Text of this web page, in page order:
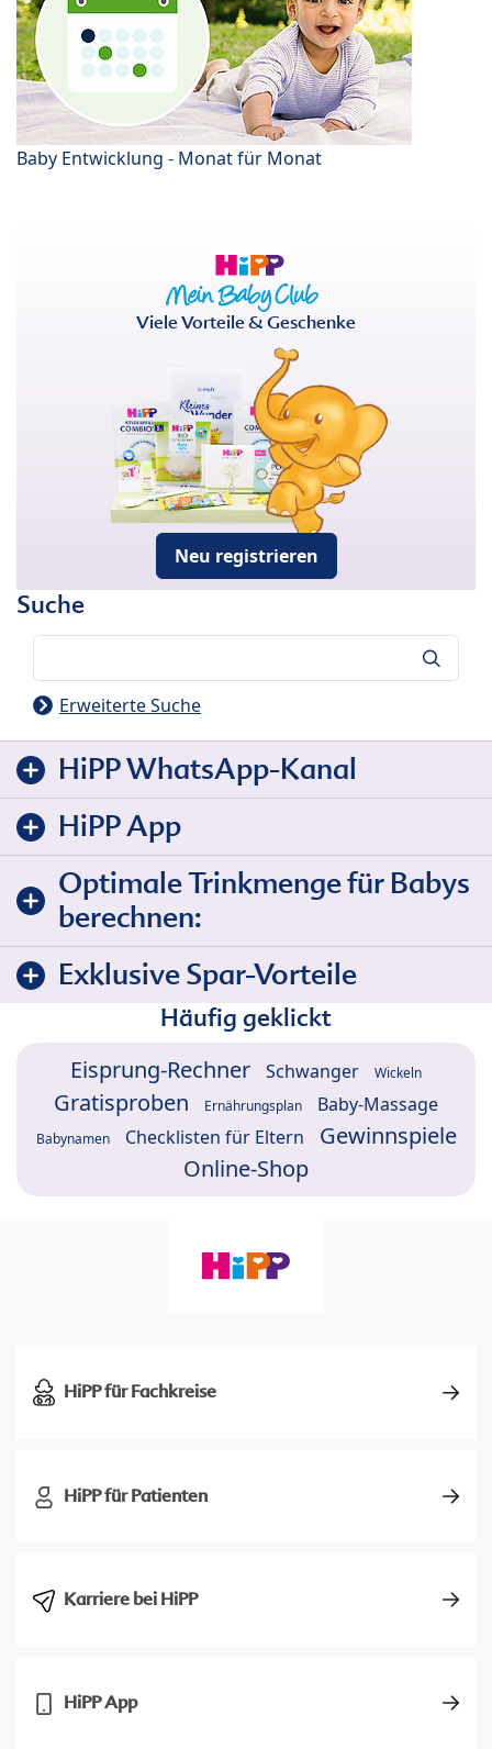
Baby Entwicklung - Monat für Monat
Viele Vorteile & Geschenke
Neu registrieren
Suche
Erweiterte Suche
HiPP WhatsApp-Kanal
HiPP App
Optimale Trinkmenge für Babys
berechnen:
Exklusive Spar-Vorteile
Häufig geklickt
Eisprung-Rechner Schwanger Wickeln
Gratisproben Ernährungsplan Baby-Massage
Babynamen Checklisten für Eltern
Gewinnspiele
Online-Shop
HiPP für Fachkreise
HiPP für Patienten
Karriere bei HiPP
HiPP App